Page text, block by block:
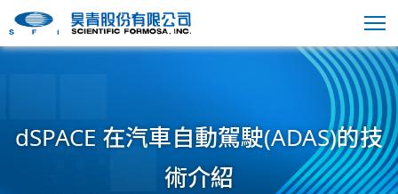
dSPACE 在汽車自動駕駛(ADAS)的技
術介紹